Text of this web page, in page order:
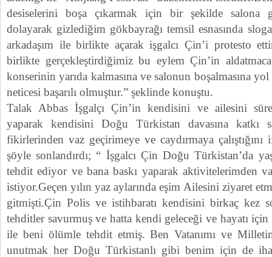
desiselerini boşa çıkarmak için bir şekilde salona
dolayarak gizlediğim gökbayrağı temsil esnasında
arkadaşım ile birlikte açarak işgalcı Çin’i protesto
birlikte gerçekleştirdiğimiz bu eylem Çin’in
konserinin yarıda kalmasına ve salonun boşalmasına
neticesi başarılı olmuştur.” şeklinde konuştu.
Talak Abbas İşgalçı Çin’in kendisini ve ailesini
yaparak kendisini Doğu Türkistan davasına katkı
fikirlerinden vaz geçirimeye ve caydırmaya çalıştığını
şöyle sonlandırdı; “ İşgalcı Çin Doğu Türkistan’da
tehdit ediyor ve bana baskı yaparak aktivitelerimden
istiyor.Geçen yılın yaz aylarında eşim Ailesini ziyaret
gitmişti.Çin Polis ve istihbaratı kendisini birkaç kez
tehditler savurmuş ve hatta kendi geleceği ve hayatı
ile beni ölümle tehdit etmiş. Ben Vatanımı ve
unutmak her Doğu Türkistanlı gibi benim için de